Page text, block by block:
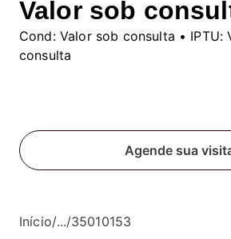
Valor sob
Cond:Valor sob consulta • IPTU:
consulta
Agende sua
Início/.../35010153